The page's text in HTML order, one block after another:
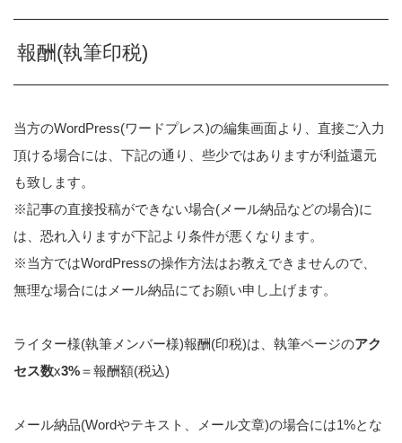
報酬(執筆印税)
当方のWordPress(ワードプレス)の編集画面より、直接ご入力
頂ける場合には、下記の通り、些少ではありますが利益還元
も致します。
※記事の直接投稿ができない場合(メール納品などの場合)に
は、恐れ入りますが下記より条件が悪くなります。
※当方ではWordPressの操作方法はお教えできませんので、
無理な場合にはメール納品にてお願い申し上げます。
ライター様(執筆メンバー様)報酬(印税)は、執筆ページのアク
セス数x3%＝報酬額(税込)
メール納品(Wordやテキスト、メール文章)の場合には1%とな